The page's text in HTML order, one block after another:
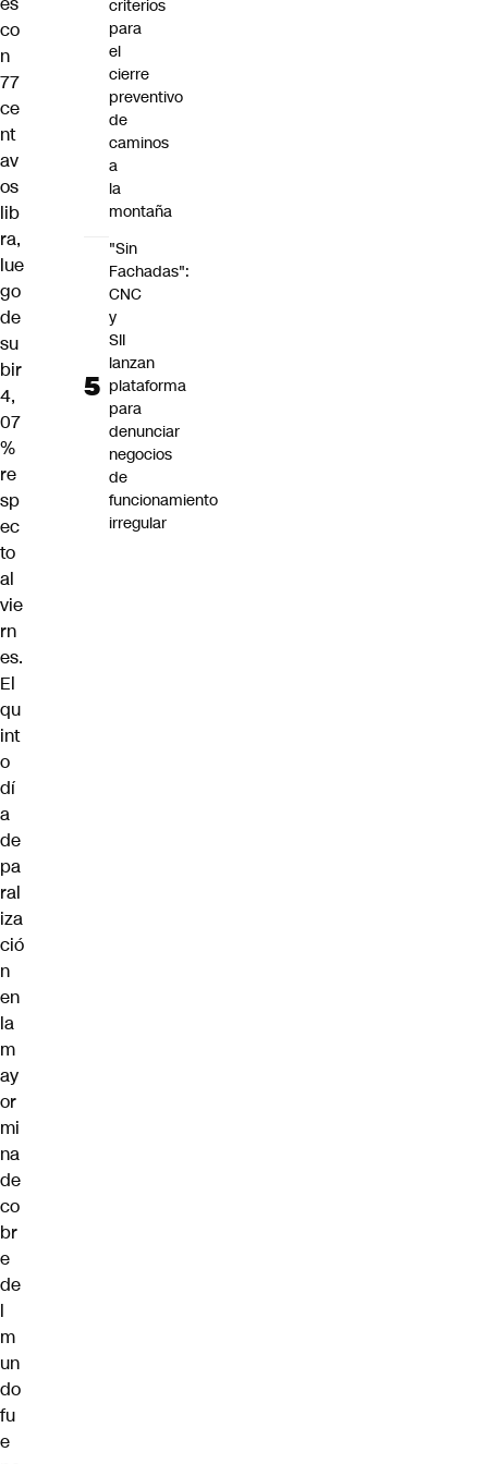
co
n
77
ce
nt
av
os
lib
ra,
lue
go
de
su
bir
4,
07
%
re
sp
ec
to
al
vie
rn
es.
El
qu
int
o
dí
a
de
pa
ral
iza
ció
n
en
la
m
ay
or
mi
na
de
co
br
e
de
l
m
un
do
fu
e
criterios
para
el
cierre
preventivo
de
caminos
a
la
montaña
"Sin
Fachadas":
CNC
y
SII
lanzan
plataforma
para
denunciar
negocios
de
funcionamiento
irregular